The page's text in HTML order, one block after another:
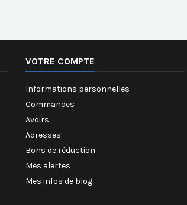
VOTRE COMPTE
Informations personnelles
Commandes
Avoirs
Adresses
Bons de réduction
Mes alertes
Mes infos de blog